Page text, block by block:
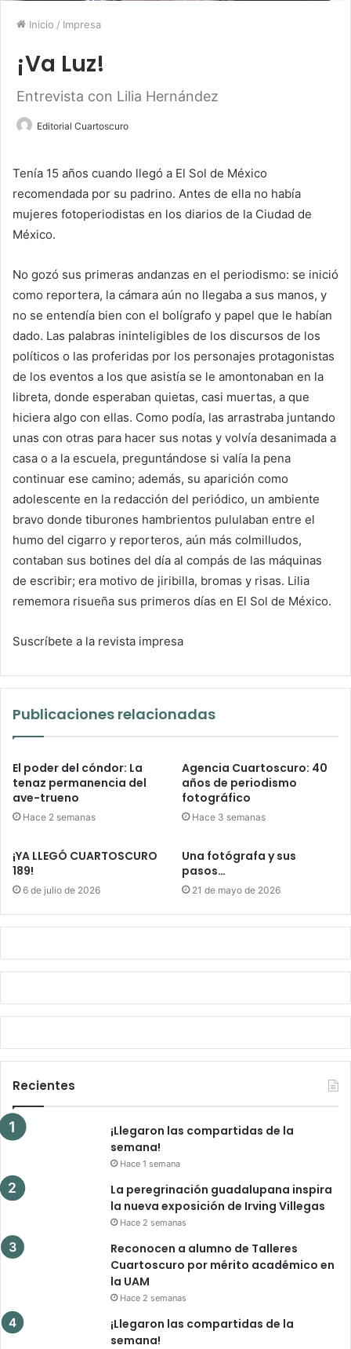
Inicio / Impresa
¡Va Luz!
Entrevista con Lilia Hernández
Editorial Cuartoscuro
Tenía 15 años cuando llegó a El Sol de México
recomendada por su padrino. Antes de ella no había
mujeres fotoperiodistas en los diarios de la Ciudad de
México.
No gozó sus primeras andanzas en el periodismo: se inició
como reportera, la cámara aún no llegaba a sus manos, y
no se entendía bien con el bolígrafo y papel que le habían
dado. Las palabras ininteligibles de los discursos de los
políticos o las proferidas por los personajes protagonistas
de los eventos a los que asistía se le amontonaban en la
libreta, donde esperaban quietas, casi muertas, a que
hiciera algo con ellas. Como podía, las arrastraba juntando
unas con otras para hacer sus notas y volvía desanimada a
casa o a la escuela, preguntándose si valía la pena
continuar ese camino; además, su aparición como
adolescente en la redacción del periódico, un ambiente
bravo donde tiburones hambrientos pululaban entre el
humo del cigarro y reporteros, aún más colmilludos,
contaban sus botines del día al compás de las máquinas
de escribir; era motivo de jiribilla, bromas y risas. Lilia
rememora risueña sus primeros días en El Sol de México.
Suscríbete a la revista impresa
Publicaciones relacionadas
El poder del cóndor: La
tenaz permanencia del
ave-trueno
Hace 2 semanas
Agencia Cuartoscuro: 40
años de periodismo
fotográfico
Hace 3 semanas
¡YA LLEGÓ CUARTOSCURO
189!
6 de julio de 2026
Una fotógrafa y sus
pasos…
21 de mayo de 2026
Recientes
¡Llegaron las compartidas de la
semana!
Hace 1 semana
La peregrinación guadalupana inspira
la nueva exposición de Irving Villegas
Hace 2 semanas
Reconocen a alumno de Talleres
Cuartoscuro por mérito académico en
la UAM
Hace 2 semanas
¡Llegaron las compartidas de la
semana!